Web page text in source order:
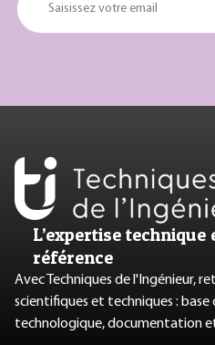
Saisissez votre email
L’expertise
référence
Avec Techniques de l'Ingénieur,
scientifiques et techniques : base
technologique, documentation